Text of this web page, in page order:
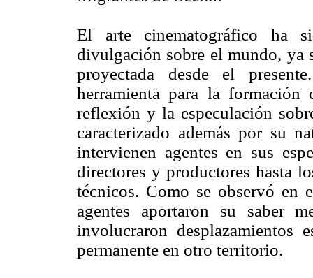
El arte cinematográfico ha
divulgación sobre el mundo, ya
proyectada desde el
herramienta para la
reflexión y la especulación
caracterizado además por su
intervienen agentes en sus
directores y productores hasta
técnicos. Como se observó en
agentes aportaron su saber
involucraron desplazamientos
permanente en otro territorio.